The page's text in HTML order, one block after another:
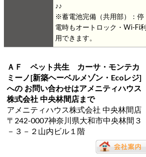
♪♪
※蓄電池完備（共用部）：停
電時もオートロック・Wi-Fi利
用できます。
ＡＦ ペット共生 カーサ・モンテカ
ミーノ[新築ヘーベルメゾン・Ecoレジ]
への お問い合わせはアメニティハウス
株式会社 中央林間店まで
アメニティハウス株式会社 中央林間店
〒242-0007神奈川県大和市中央林間３
－３－２山内ビル１階